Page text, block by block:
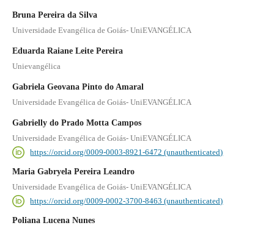
Bruna Pereira da Silva
Universidade Evangélica de Goiás- UniEVANGÉLICA
Eduarda Raiane Leite Pereira
Unievangélica
Gabriela Geovana Pinto do Amaral
Universidade Evangélica de Goiás- UniEVANGÉLICA
Gabrielly do Prado Motta Campos
Universidade Evangélica de Goiás- UniEVANGÉLICA
https://orcid.org/0009-0003-8921-6472 (unauthenticated)
Maria Gabryela Pereira Leandro
Universidade Evangélica de Goiás- UniEVANGÉLICA
https://orcid.org/0009-0002-3700-8463 (unauthenticated)
Poliana Lucena Nunes